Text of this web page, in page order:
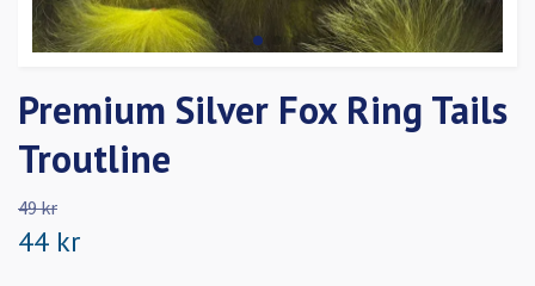
Premium Silver Fox Ring Tails
Troutline
49 kr
44 kr